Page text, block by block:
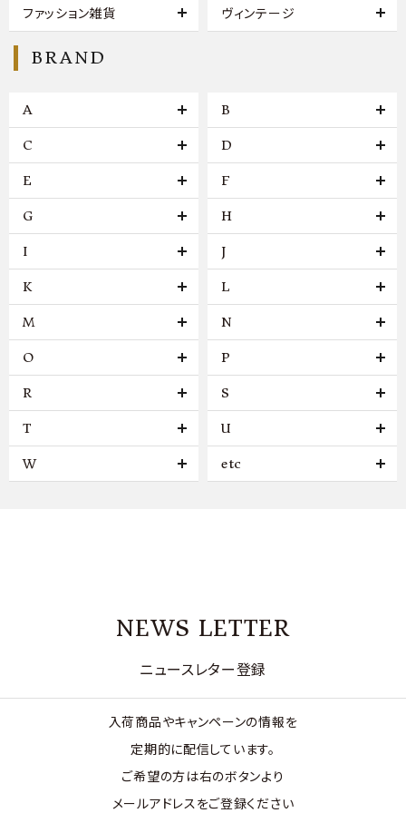
ファッション雑貨 ヴィンテージ
BRAND
A B
C D
E F
G H
I J
K L
M N
O P
R S
T U
W etc
NEWS LETTER
ニュースレター登録
入荷商品やキャンペーンの情報を
定期的に配信しています。
ご希望の方は右のボタンより
メールアドレスをご登録ください